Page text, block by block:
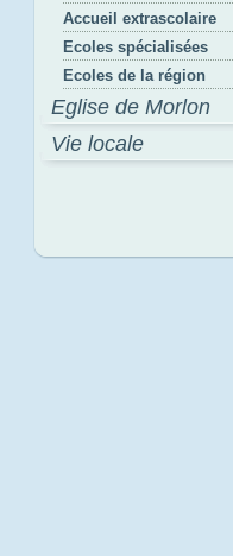
Accueil extrascolaire
Ecoles spécialisées
Ecoles de la région
Eglise de Morlon
Vie locale